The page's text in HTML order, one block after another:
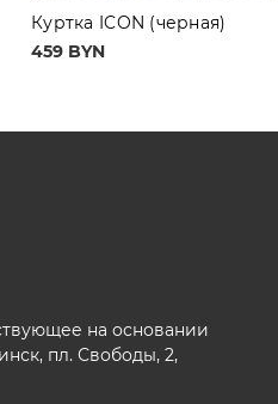
Куртка ICON (черная)
459 BYN
на основании
пл. Свободы, 2,